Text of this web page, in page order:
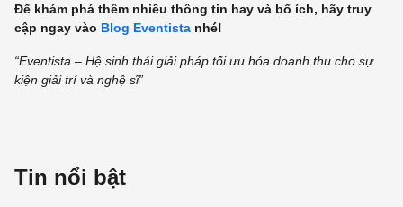
Để khám phá thêm nhiều thông tin hay và bổ ích, hãy truy
cập ngay vào Blog Eventista nhé!
“Eventista – Hệ sinh thái giải pháp tối ưu hóa doanh thu cho sự
kiện giải trí và nghệ sĩ”
Tin nổi bật